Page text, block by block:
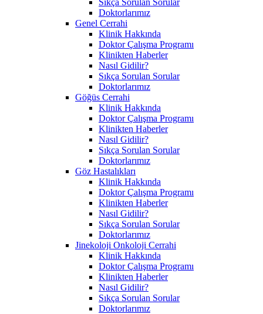
Doktorlarımız
Genel Cerrahi
Klinik Hakkında
Doktor Çalışma Programı
Klinikten Haberler
Nasıl Gidilir?
Sıkça Sorulan Sorular
Doktorlarımız
Göğüs Cerrahi
Klinik Hakkında
Doktor Çalışma Programı
Klinikten Haberler
Nasıl Gidilir?
Sıkça Sorulan Sorular
Doktorlarımız
Göz Hastalıkları
Klinik Hakkında
Doktor Çalışma Programı
Klinikten Haberler
Nasıl Gidilir?
Sıkça Sorulan Sorular
Doktorlarımız
Jinekoloji Onkoloji Cerrahi
Klinik Hakkında
Doktor Çalışma Programı
Klinikten Haberler
Nasıl Gidilir?
Sıkça Sorulan Sorular
Doktorlarımız